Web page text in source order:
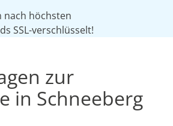
nach höchsten
SSL-verschlüsselt!
zur
in Schneeberg